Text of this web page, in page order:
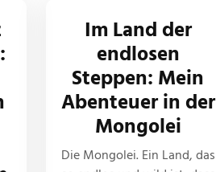
Im Land der
endlosen
Steppen: Mein
Abenteuer in der
Mongolei
Die Mongolei. Ein Land, das